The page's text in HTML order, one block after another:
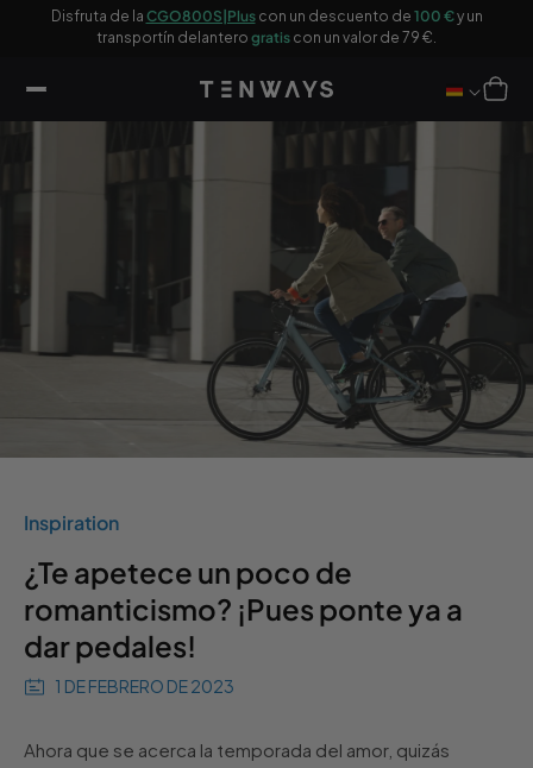
Disfruta de la CGO800S|Pluscon un descuento de 100 €y un
transportín delantero gratis con un valor de 79 €.
Carro
Inspiration
¿Te apetece un poco de
romanticismo? ¡Pues ponte ya a
dar pedales!
1 DE FEBRERO DE 2023
Ahora que se acerca la temporada del amor, quizás